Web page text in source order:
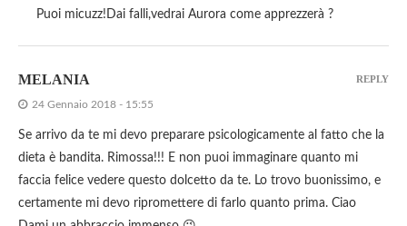
Puoi micuzz!Dai falli,vedrai Aurora come apprezzerà ?
MELANIA
24 Gennaio 2018 - 15:55
Se arrivo da te mi devo preparare psicologicamente al fatto che la
dieta è bandita. Rimossa!!! E non puoi immaginare quanto mi
faccia felice vedere questo dolcetto da te. Lo trovo buonissimo, e
certamente mi devo ripromettere di farlo quanto prima. Ciao
REPLY